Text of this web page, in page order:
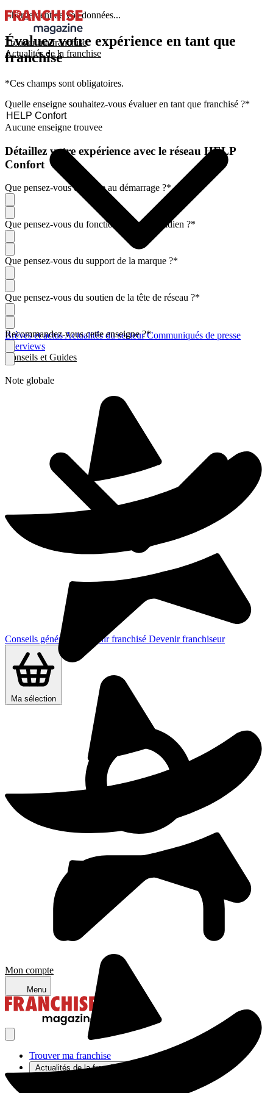
Trouver ma franchise
Actualités de la franchise
Brèves et actusActualités du secteurCommuniqués de presse
Interviews
Conseils et Guides
Conseils généraux Devenir franchisé Devenir franchiseur
Ma sélection
Mon compte
Menu
Trouver ma franchise
Actualités de la franchise
Chargement de vos données...
Évaluez votre expérience en tant que
franchisé
*Ces champs sont obligatoires.
Quelle enseigne souhaitez-vous évaluer en tant que franchisé ?*
Aucune enseigne trouvee
Détaillez votre expérience avec le réseau HELP
Confort
Que pensez-vous de l'aide au démarrage ?*
Que pensez-vous du fonctionnement quotidien ?*
Que pensez-vous du support de la marque ?*
Que pensez-vous du soutien de la tête de réseau ?*
Recommandez-vous cette enseigne ?*
Note globale